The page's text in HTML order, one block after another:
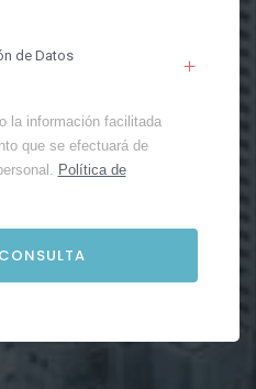
de Datos
la información facilitada
que se efectuará de
Política de